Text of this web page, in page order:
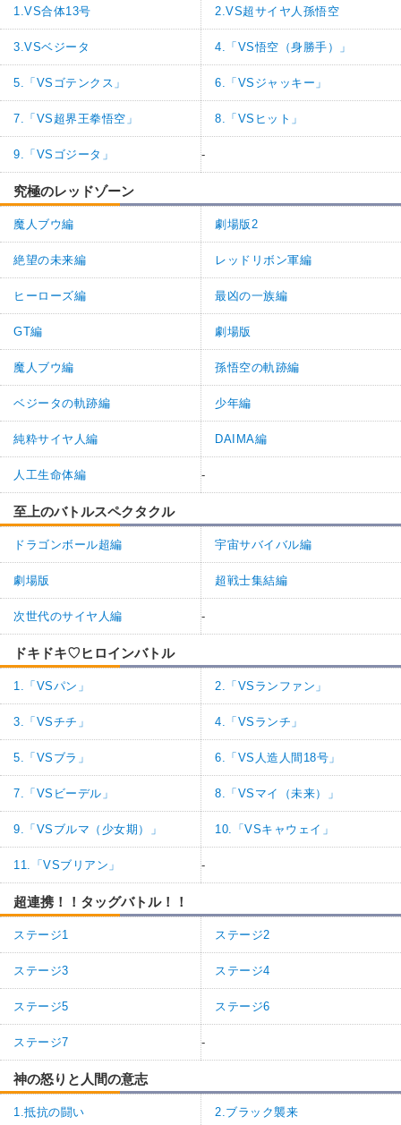
1.VS合体13号 2.VS超サイヤ人孫悟空
3.VSベジータ 4.「VS悟空（身勝手）」
5.「VSゴテンクス」 6.「VSジャッキー」
7.「VS超界王拳悟空」 8.「VSヒット」
9.「VSゴジータ」 -
究極のレッドゾーン
魔人ブウ編 劇場版2
絶望の未来編 レッドリボン軍編
ヒーローズ編 最凶の一族編
GT編 劇場版
魔人ブウ編 孫悟空の軌跡編
ベジータの軌跡編 少年編
純粋サイヤ人編 DAIMA編
人工生命体編 -
至上のバトルスペクタクル
ドラゴンボール超編 宇宙サバイバル編
劇場版 超戦士集結編
次世代のサイヤ人編 -
ドキドキ♡ヒロインバトル
1.「VSパン」 2.「VSランファン」
3.「VSチチ」 4.「VSランチ」
5.「VSブラ」 6.「VS人造人間18号」
7.「VSビーデル」 8.「VSマイ（未来）」
9.「VSブルマ（少女期）」 10.「VSキャウェイ」
11.「VSブリアン」 -
超連携！！タッグバトル！！
ステージ1 ステージ2
ステージ3 ステージ4
ステージ5 ステージ6
ステージ7 -
神の怒りと人間の意志
1.抵抗の闘い 2.ブラック襲来